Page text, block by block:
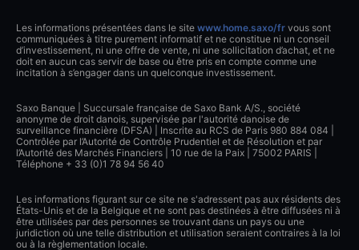
Les informations présentées dans le site www.home.saxo/fr vous sont
communiquées à titre purement informatif et ne constitue ni un conseil
d’investissement, ni une offre de vente, ni une sollicitation d’achat, et ne
doit en aucun cas servir de base ou être pris en compte comme une
incitation à s’engager dans un quelconque investissement.
Saxo Banque | Succursale française de Saxo Bank A/S., société
anonyme de droit danois, supervisée par l'autorité danoise de
surveillance financière (DFSA) | Inscrite au RCS de Paris 980 884 084 |
Contrôlée par l’Autorité de Contrôle Prudentiel et de Résolution et par
l’Autorité des Marchés Financiers | 10 rue de la Paix | 75002 PARIS |
Téléphone + 33 (0)1 78 94 56 40
Les informations figurant sur ce site ne s'adressent pas aux résidents des
États-Unis et de la Belgique et ne sont pas destinées à être diffusées ni à
être utilisées par des personnes se trouvant dans un pays ou une
juridiction où une telle distribution et utilisation seraient contraires à la loi
ou à la règlementation locale.